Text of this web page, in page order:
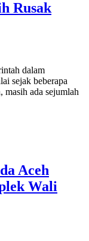
Rusak
dalam
sejak beberapa
ada sejumlah
Aceh
Wali